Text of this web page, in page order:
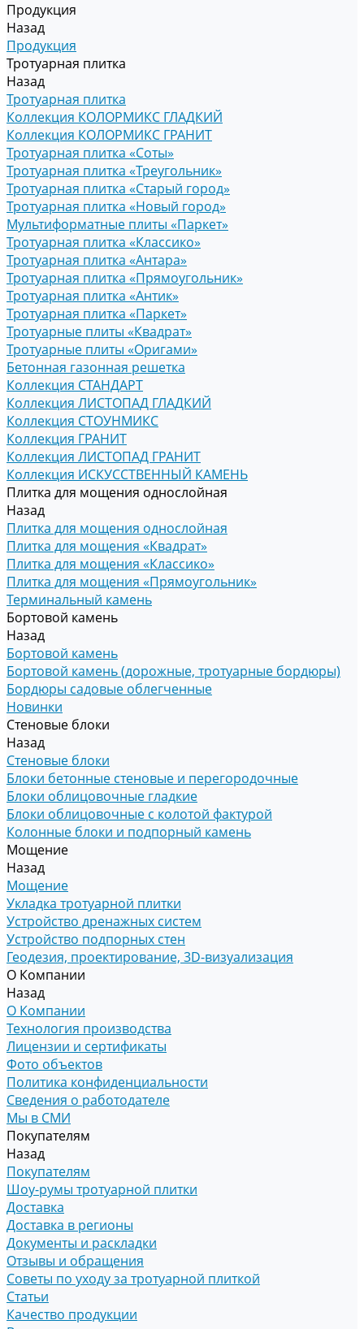
Продукция
Назад
Продукция
Тротуарная плитка
Назад
Тротуарная плитка
Коллекция КОЛОРМИКС ГЛАДКИЙ
Коллекция КОЛОРМИКС ГРАНИТ
Тротуарная плитка «Соты»
Тротуарная плитка «Треугольник»
Тротуарная плитка «Старый город»
Тротуарная плитка «Новый город»
Мультиформатные плиты «Паркет»
Тротуарная плитка «Классико»
Тротуарная плитка «Антара»
Тротуарная плитка «Прямоугольник»
Тротуарная плитка «Антик»
Тротуарная плитка «Паркет»
Тротуарные плиты «Квадрат»
Тротуарные плиты «Оригами»
Бетонная газонная решетка
Коллекция СТАНДАРТ
Коллекция ЛИСТОПАД ГЛАДКИЙ
Коллекция СТОУНМИКС
Коллекция ГРАНИТ
Коллекция ЛИСТОПАД ГРАНИТ
Коллекция ИСКУССТВЕННЫЙ КАМЕНЬ
Плитка для мощения однослойная
Назад
Плитка для мощения однослойная
Плитка для мощения «Квадрат»
Плитка для мощения «Классико»
Плитка для мощения «Прямоугольник»
Терминальный камень
Бортовой камень
Назад
Бортовой камень
Бортовой камень (дорожные, тротуарные бордюры)
Бордюры садовые облегченные
Новинки
Стеновые блоки
Назад
Стеновые блоки
Блоки бетонные стеновые и перегородочные
Блоки облицовочные гладкие
Блоки облицовочные с колотой фактурой
Колонные блоки и подпорный камень
Мощение
Назад
Мощение
Укладка тротуарной плитки
Устройство дренажных систем
Устройство подпорных стен
Геодезия, проектирование, 3D-визуализация
О Компании
Назад
О Компании
Технология производства
Лицензии и сертификаты
Фото объектов
Политика конфиденциальности
Сведения о работодателе
Мы в СМИ
Покупателям
Назад
Покупателям
Шоу-румы тротуарной плитки
Доставка
Доставка в регионы
Документы и раскладки
Отзывы и обращения
Советы по уходу за тротуарной плиткой
Статьи
Качество продукции